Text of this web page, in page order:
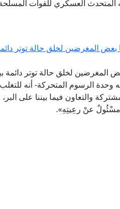
المتحدث العسكري للقوات
المغرضين لخلق حالة توتر
المغرضين لخلق حالة توتر دائمة
وحدة الرسوم المتحركة- أنه
والتعاون فيما بيننا على البر،
مسْئُولٌ عنْ رعِيتِهِ».